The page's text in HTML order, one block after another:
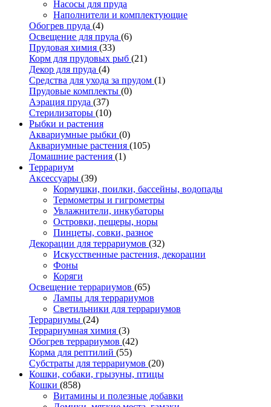
Насосы для пруда
Наполнители и комплектующие
Обогрев пруда (4)
Освещение для пруда (6)
Прудовая химия (33)
Корм для прудовых рыб (21)
Декор для пруда (4)
Средства для ухода за прудом (1)
Прудовые комплекты (0)
Аэрация пруда (37)
Стерилизаторы (10)
Рыбки и растения
Аквариумные рыбки (0)
Аквариумные растения (105)
Домашние растения (1)
Террариум
Аксессуары (39)
Кормушки, поилки, бассейны, водопады
Термометры и гигрометры
Увлажнители, инкубаторы
Островки, пещеры, норы
Пинцеты, совки, разное
Декорации для террариумов (32)
Искусственные растения, декорации
Фоны
Коряги
Освещение террариумов (65)
Лампы для террариумов
Светильники для террариумов
Террариумы (24)
Террариумная химия (3)
Обогрев террариумов (42)
Корма для рептилий (55)
Субстраты для террариумов (20)
Кошки, собаки, грызуны, птицы
Кошки (858)
Витамины и полезные добавки